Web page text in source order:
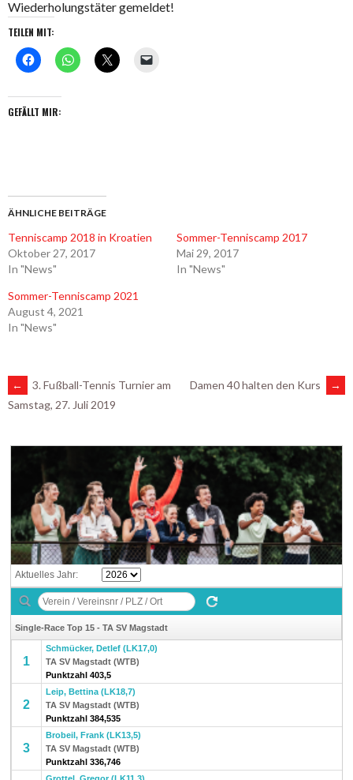
Wiederholungstäter gemeldet!
TEILEN MIT:
GEFÄLLT MIR:
ÄHNLICHE BEITRÄGE
Tenniscamp 2018 in Kroatien
Oktober 27, 2017
In "News"
Sommer-Tenniscamp 2017
Mai 29, 2017
In "News"
Sommer-Tenniscamp 2021
August 4, 2021
In "News"
ARTIKEL-
NAVIGATION
←
3. Fußball-Tennis Turnier am
Samstag, 27. Juli 2019
Damen 40 halten den Kurs →